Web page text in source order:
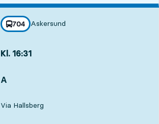
linje
704
mot
Askersund
,
Kl. 16:31
A
Via Hallsberg